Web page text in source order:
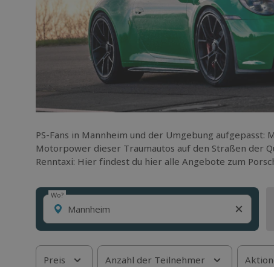
PS-Fans in Mannheim und der Umgebung
Motorpower dieser Traumautos auf den Straßen der
Renntaxi: Hier findest du hier alle Angebote zum
Wo?
Wo?
Preis Anzahl der Teilnehmer